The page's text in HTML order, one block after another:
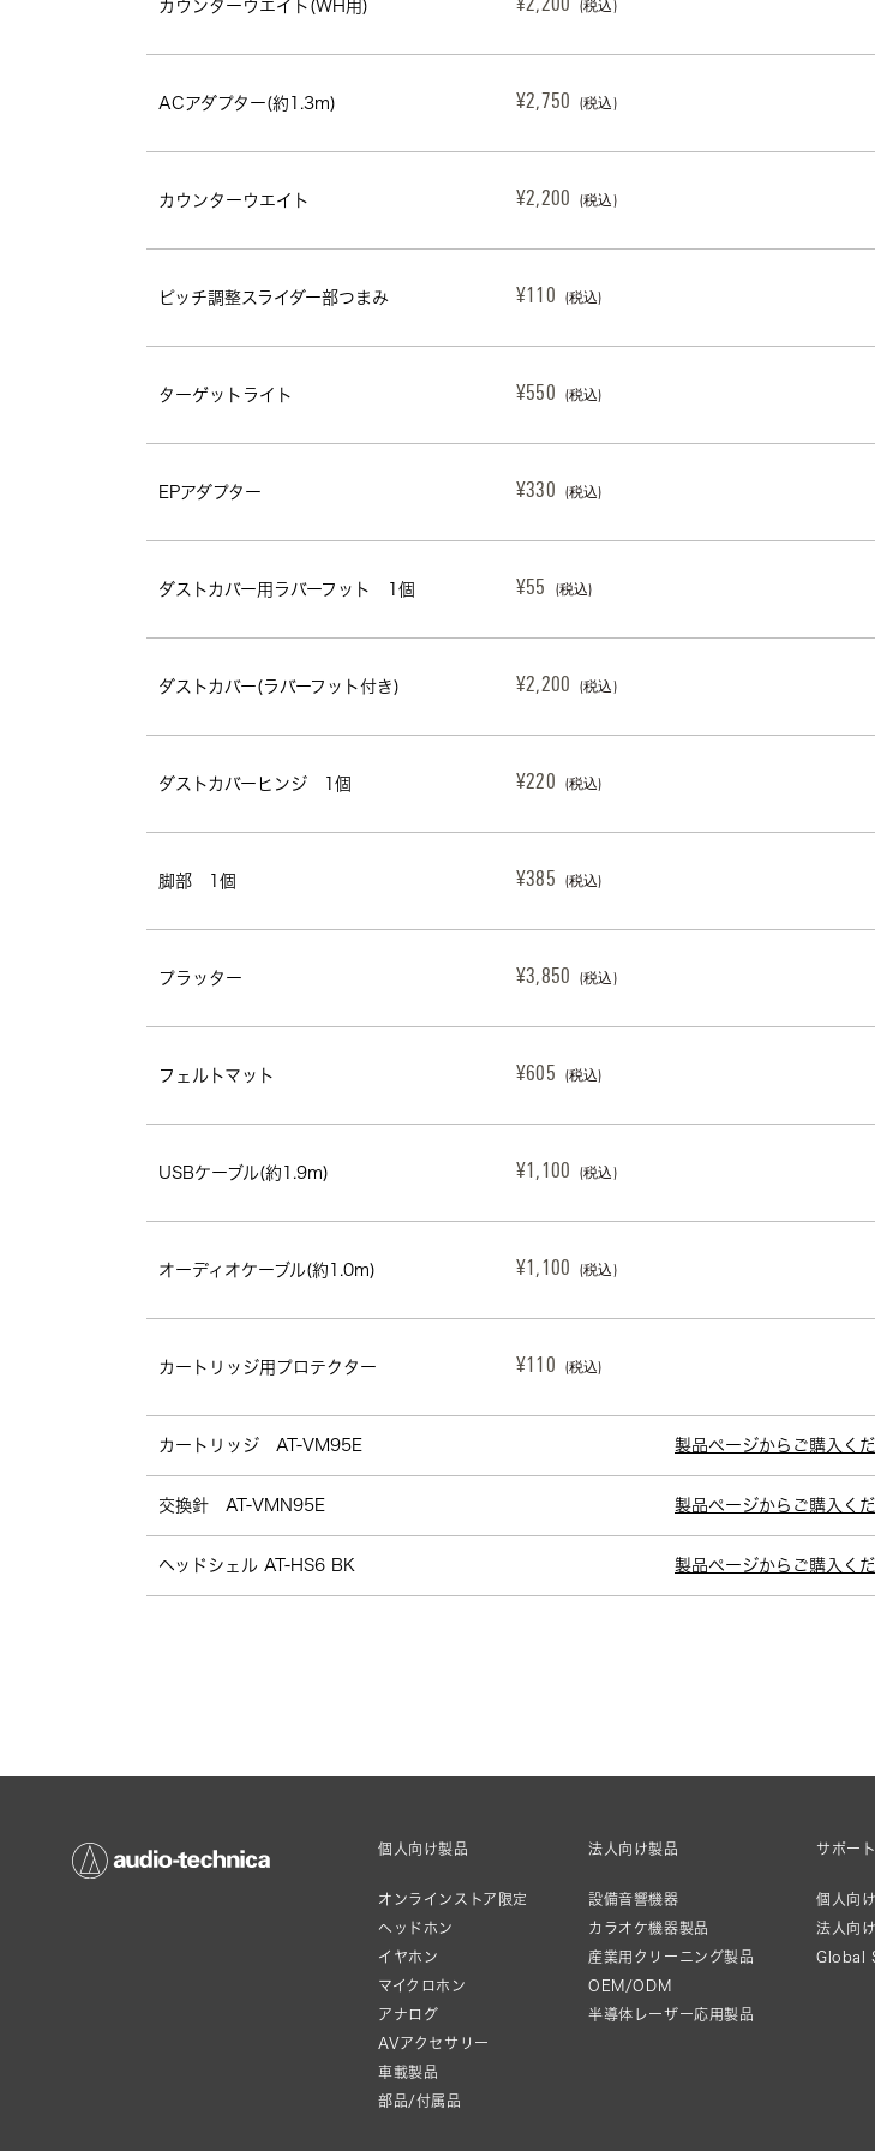
カウンターウエイト(WH用) ¥2,200 (税込)
ACアダプター(約1.3m) ¥2,750 (税込)
カウンターウエイト ¥2,200 (税込)
ピッチ調整スライダー部つまみ ¥110 (税込)
ターゲットライト ¥550 (税込)
EPアダプター ¥330 (税込)
ダストカバー用ラバーフット　1個 ¥55 (税込)
ダストカバー(ラバーフット付き) ¥2,200 (税込)
ダストカバーヒンジ　1個 ¥220 (税込)
脚部　1個 ¥385 (税込)
プラッター ¥3,850 (税込)
フェルトマット ¥605 (税込)
USBケーブル(約1.9m) ¥1,100 (税込)
オーディオケーブル(約1.0m) ¥1,100 (税込)
カートリッジ用プロテクター ¥110 (税込)
カートリッジ　AT-VM95E 製品ページからご購入く
交換針　AT-VMN95E 製品ページからご購入く
ヘッドシェル AT-HS6 BK 製品ページからご購入く
個人向け製品
オンラインストア限定
ヘッドホン
イヤホン
マイクロホン
アナログ
AVアクセサリー
車載製品
部品/付属品
法人向け製品
設備音響機器
カラオケ機器製品
産業用クリーニング製品
OEM/ODM
半導体レーザー応用製品
サポート
個人向
法人向
Global